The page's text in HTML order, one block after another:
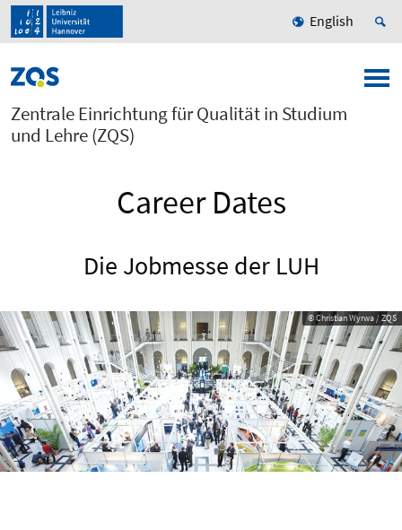
English
Zentrale Einrichtung für Qualität in Studium
und Lehre (ZQS)
Career Dates
Die Jobmesse der LUH
© Christian Wyrwa / ZQS